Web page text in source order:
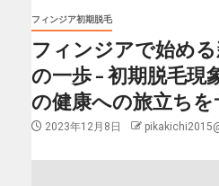
フィンジア初期脱毛
フィンジアで始め
の一歩 – 初期脱毛現
の健康への旅立ちを
2023年12月8日